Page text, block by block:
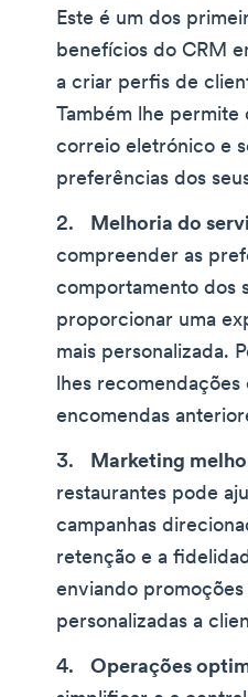
Este é um dos
benefícios do CRM
a criar perfis de
Também lhe permite
correio eletrónico e
preferências dos
Melhoria do
compreender as
comportamento dos
proporcionar uma
mais personalizada.
lhes recomendações
encomendas
Marketing
restaurantes pode
campanhas
retenção e a
enviando
personalizadas a
Operações